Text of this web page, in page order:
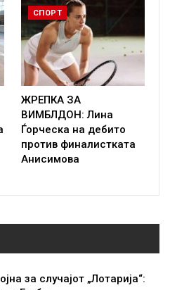
СПОРТ
ЖРЕПКА ЗА
ВИМБЛДОН: Лина
Ѓорческа на дебито
против финалистката
Анисимова
за случајот „Лотарија“: